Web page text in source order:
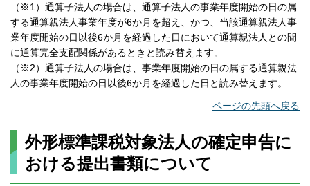
（※1）通算子法人の場合は、通算子法人の事業年度開始の日の属
する通算親法人事業年度が6か月を超え、かつ、当該通算親法人事
業年度開始の日以後6か月を経過した日において通算親法人との間
に通算完全支配関係があるときと読み替えます。
（※2）通算子法人の場合は、事業年度開始の日の属する通算親法
人の事業年度開始の日以後6か月を経過した日と読み替えます。
ページの先頭へ戻る
外形標準課税対象法人の確定申告に
おける提出書類について